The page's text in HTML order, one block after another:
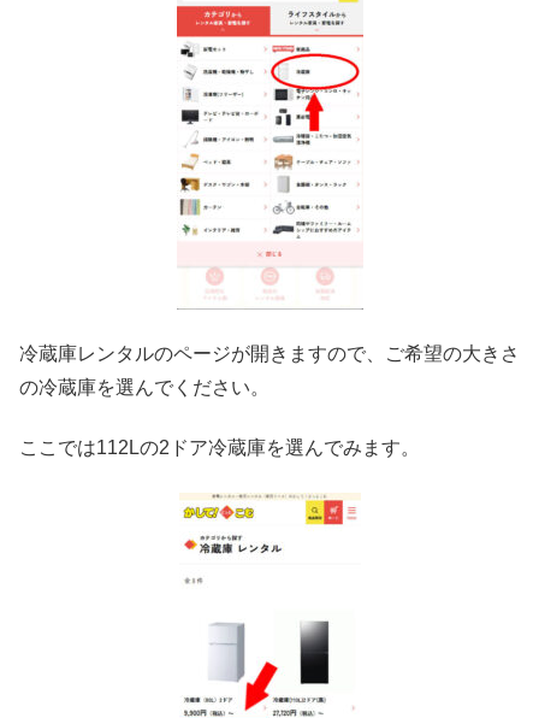
冷蔵庫レンタルのページが開きますので、ご希望の大きさ
の冷蔵庫を選んでください。
ここでは112Lの2ドア冷蔵庫を選んでみます。